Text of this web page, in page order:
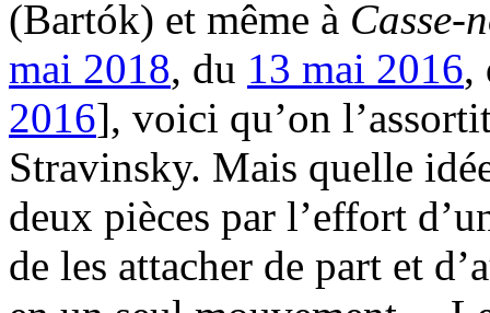
(Bartók) et même à Casse-
mai 2018, du 13 mai 2016,
2016], voici qu’on
Stravinsky. Mais quelle
deux pièces par l’effort
de les attacher de part et